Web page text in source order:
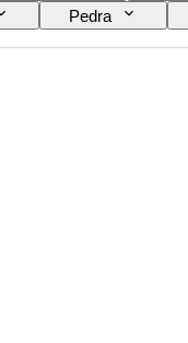
Pedra
Tamanho no artigo